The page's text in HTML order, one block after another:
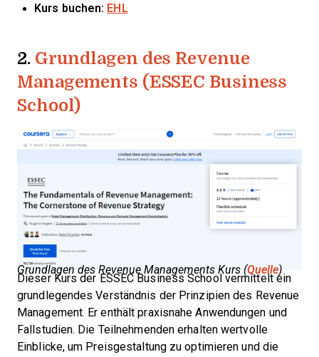
Kurs buchen: EHL
2. Grundlagen des Revenue
Managements (ESSEC Business
School)
Grundlagen des Revenue Managements Kurs (Quelle)
Dieser Kurs der ESSEC Business School vermittelt ein
grundlegendes Verständnis der Prinzipien des Revenue
Management. Er enthält praxisnahe Anwendungen und
Fallstudien. Die Teilnehmenden erhalten wertvolle
Einblicke, um Preisgestaltung zu optimieren und die